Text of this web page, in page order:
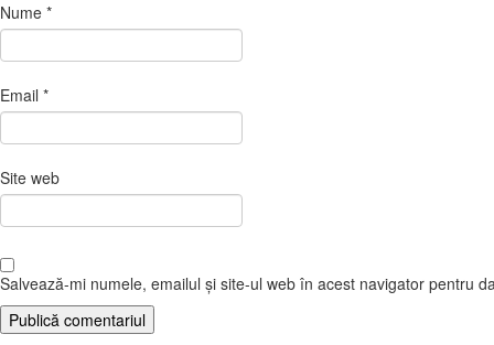
Nume *
Email *
Site web
Salvează-mi numele, emailul și site-ul web în acest navigator pentru